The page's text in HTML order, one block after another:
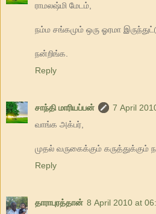
ராமலஷ்மி மேடம்,
நம்ம சங்கமும் ஒரு ஓரமா
நன்றிங்க.
Reply
சாந்தி மாரியப்பன்
7 April
வாங்க அக்பர்,
முதல் வருகைக்கும் கருத்துக்கும்
Reply
தாராபுரத்தான் 8 April 2010 at